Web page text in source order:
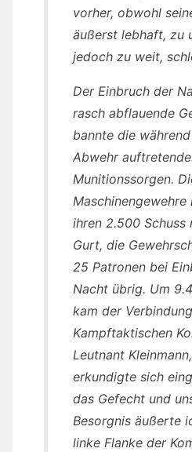
vorher, obwohl
äußerst lebhaft, zu
jedoch zu weit,
Der Einbruch der
rasch abflauende
bannte die
Abwehr
Munitionssorgen.
ihren 2.500 Schuss
Gurt, die
25 Patronen bei
Nacht übrig. Um
kam der
Kampftaktischen
Leutnant
erkundigte sich
das Gefecht und
Besorgnis äußerte
linke Flanke der